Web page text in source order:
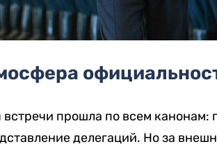
прошла по всем канонам:
делегаций. Но за